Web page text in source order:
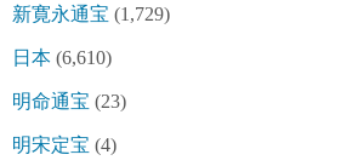
新寛永通宝 (1,729)
日本 (6,610)
明命通宝 (23)
明宋定宝 (4)